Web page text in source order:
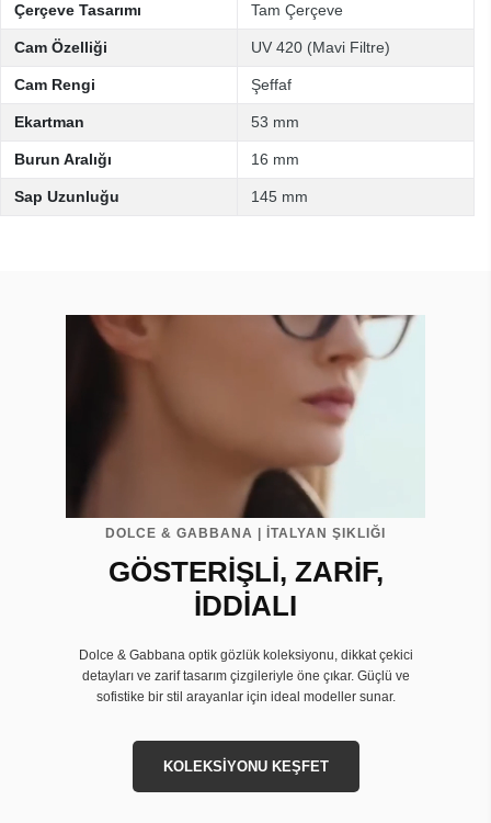
Çerçeve Tasarımı Tam Çerçeve
Cam Özelliği UV 420 (Mavi Filtre)
Cam Rengi Şeffaf
Ekartman 53 mm
Burun Aralığı 16 mm
Sap Uzunluğu 145 mm
DOLCE & GABBANA | İTALYAN ŞIKLIĞI
GÖSTERİŞLİ, ZARİF,
İDDİALI
Dolce & Gabbana optik gözlük koleksiyonu, dikkat çekici
detayları ve zarif tasarım çizgileriyle öne çıkar. Güçlü ve
sofistike bir stil arayanlar için ideal modeller sunar.
KOLEKSİYONU KEŞFET